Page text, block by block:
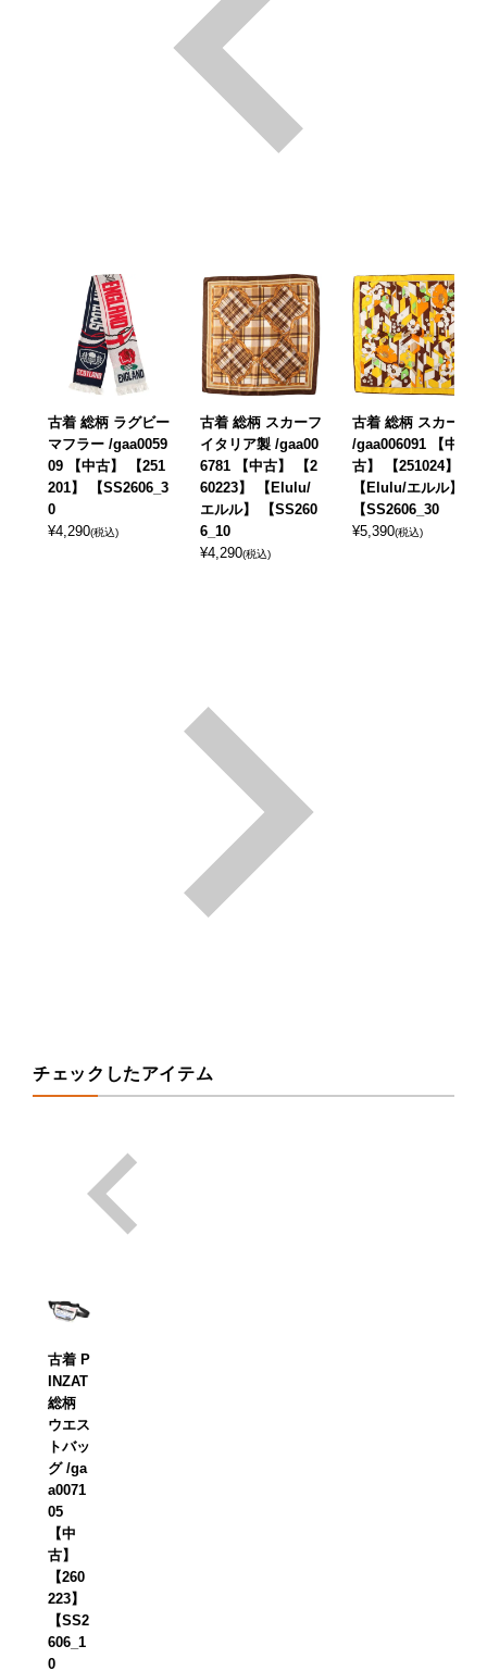
古着 総柄 ラグビー
マフラー /gaa0059
09 【中古】 【251
201】 【SS2606_3
0
¥4,290(税込)
古着 総柄 スカーフ
イタリア製 /gaa00
6781 【中古】 【2
60223】 【Elulu/
エルル】 【SS260
6_10
¥4,290(税込)
古着 総柄 スカーフ
/gaa006091 【中
古】 【251024】
【Elulu/エルル】
【SS2606_30
¥5,390(税込)
チェックしたアイテム
古着 P
INZAT
総柄
ウエス
トバッ
グ /ga
a0071
05
【中
古】
【260
223】
【SS2
606_1
0